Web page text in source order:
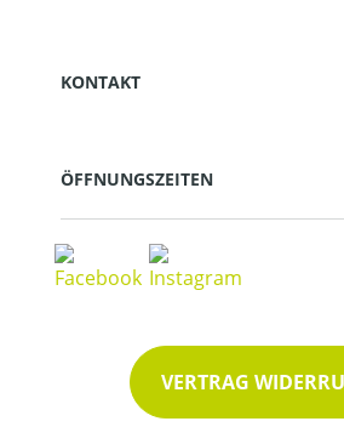
KONTAKT
ÖFFNUNGSZEITEN
VERTRAG